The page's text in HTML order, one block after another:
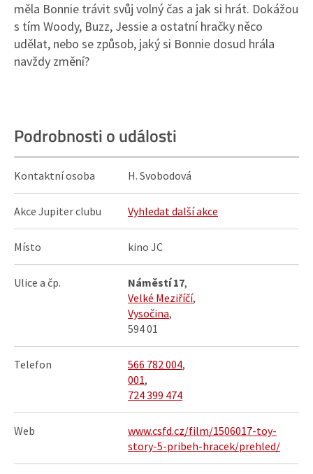
měla Bonnie trávit svůj volný čas a jak si hrát. Dokážou
s tím Woody, Buzz, Jessie a ostatní hračky něco
udělat, nebo se způsob, jaký si Bonnie dosud hrála
navždy změní?
Podrobnosti o události
Kontaktní osoba H. Svobodová
Akce Jupiter clubu Vyhledat další akce
Místo kino JC
Ulice a čp. Náměstí 17,
Velké Meziříčí,
Vysočina,
594 01
Telefon 566 782 004,
001,
724 399 474
Web
www.csfd.cz/film/1506017-toy-
story-5-pribeh-hracek/prehled/